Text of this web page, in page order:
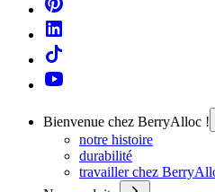
Bienvenue chez BerryAlloc !
notre histoire
durabilité
travailler chez